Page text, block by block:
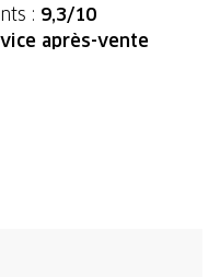
: 9,3/10
après-vente